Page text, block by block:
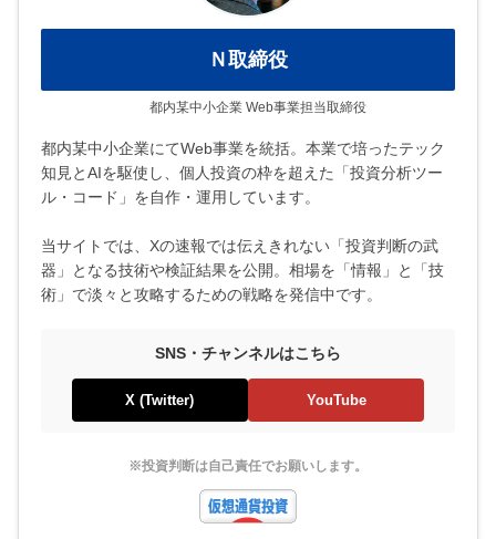
Ｎ取締役
都内某中小企業 Web事業担当取締役
都内某中小企業にてWeb事業を統括。本業で培ったテック
知見とAIを駆使し、個人投資の枠を超えた「投資分析ツー
ル・コード」を自作・運用しています。
当サイトでは、Xの速報では伝えきれない「投資判断の武
器」となる技術や検証結果を公開。相場を「情報」と「技
術」で淡々と攻略するための戦略を発信中です。
SNS・チャンネルはこちら
X (Twitter) YouTube
※投資判断は自己責任でお願いします。